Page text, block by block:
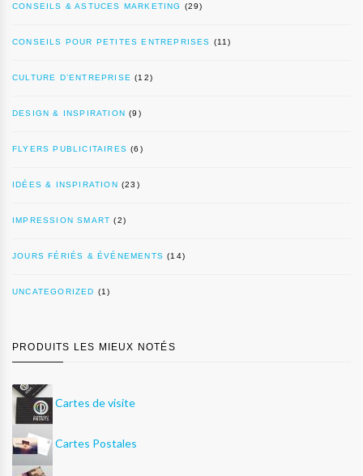
CONSEILS & ASTUCES MARKETING (29)
CONSEILS POUR PETITES ENTREPRISES (11)
CULTURE D’ENTREPRISE (12)
DESIGN & INSPIRATION (9)
FLYERS PUBLICITAIRES (6)
IDÉES & INSPIRATION (23)
IMPRESSION SMART (2)
JOURS FÉRIÉS & ÉVÉNEMENTS (14)
UNCATEGORIZED (1)
PRODUITS LES MIEUX NOTÉS
Cartes de visite
Cartes Postales